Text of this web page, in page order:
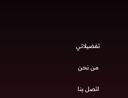
تفضيلاتي
من نحن
اتصل بنا